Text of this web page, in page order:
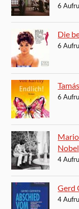
6
Die
6
6
4
Gerd
4